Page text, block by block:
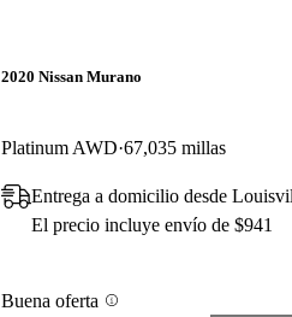
2020 Nissan Murano
Platinum AWD 67,035 millas
Entrega a domicilio desde
El precio incluye envío de $941
Buena oferta